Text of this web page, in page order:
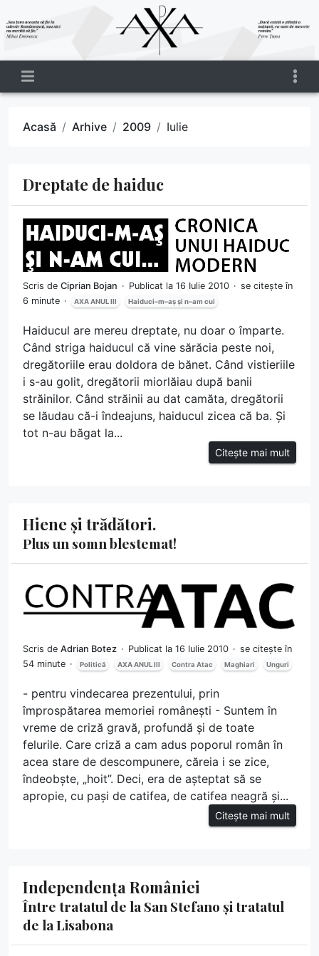
Acasă Arhive 2009 Iulie
Dreptate de haiduc
Scris de Ciprian Bojan Publicat la 16 Iulie 2010
se citește în
6 minute
AXA ANUL III Haiduci–m–aș și n–am cui
Haiducul are mereu dreptate, nu doar o împarte.
Când striga haiducul că vine sărăcia peste noi,
dregătoriile erau doldora de bănet. Când vistieriile
i s-au golit, dregătorii miorlăiau după banii
străinilor. Când străinii au dat camăta, dregătorii
se lăudau că-i îndeajuns, haiducul zicea că ba. Și
tot n-au băgat la...
Citește mai mult
Hiene și trădători.
Plus un somn blestemat!
Scris de Adrian Botez Publicat la 16 Iulie 2010
se citește în
54 minute
Politică AXA ANUL III Contra Atac Maghiari Unguri
- pentru vindecarea prezentului, prin
împrospătarea memoriei românești - Suntem în
vreme de criză gravă, profundă și de toate
felurile. Care criză a cam adus poporul român în
acea stare de descompunere, căreia i se zice,
îndeobște, „hoit”. Deci, era de așteptat să se
apropie, cu pași de catifea, de catifea neagră și...
Citește mai mult
Independența României
Între tratatul de la San Stefano și tratatul
de la Lisabona